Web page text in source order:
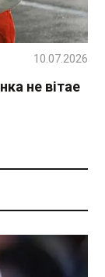
не вітае
10.07.2026